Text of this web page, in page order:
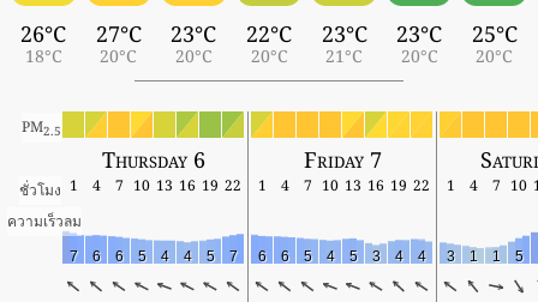
26°C
18°C
27°C
20°C
23°C
20°C
22°C
20°C
23°C
21°C
23°C
20°C
25°C
20°C
PM2.5
Thursday 6 Friday 7
ชั่วโมง 1 4 7 10 13 16 19 22 1 4 7 10 13 16 19 22 1 4 7 10
ความเร็วลม
7 6 6 5 4 4 5 7 6 6 5 4 5 3 4 4 3 1 1 5